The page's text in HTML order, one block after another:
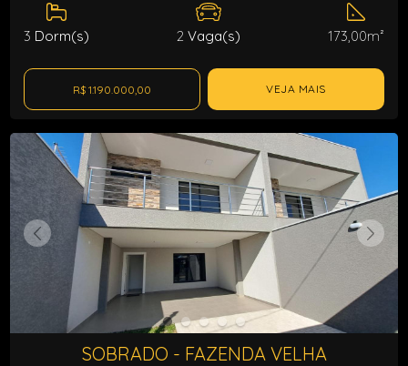
3 Dorm(s) 2 Vaga(s) 173,00m²
R$ 1.190.000,00 VEJA MAIS
SOBRADO - FAZENDA VELHA